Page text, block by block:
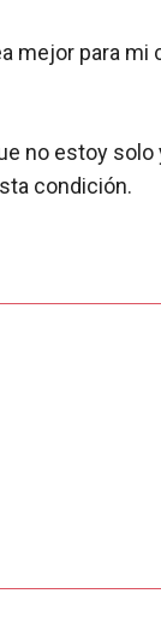
para
no estoy
condición.